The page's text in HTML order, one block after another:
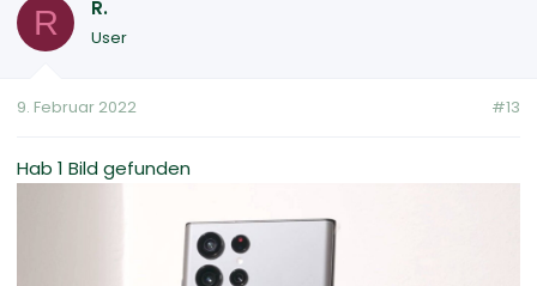
R R.
User
9. Februar 2022 #13
Hab 1 Bild gefunden